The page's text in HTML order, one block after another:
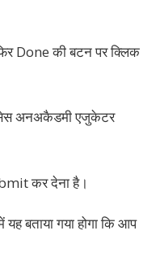
Done की बटन पर क्लिक
अनअकैडमी एजुकेटर
कर देना है।
बताया गया होगा कि आप